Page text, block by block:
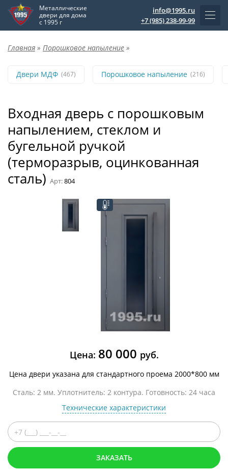
Металлические
двери для дома
с 1995 г
info@1995.ru
+7 (985) 238-99-99
Главная » Порошковое напыление »
Двери МДФ (467) Порошковое напыление (216)
Входная дверь с порошковым
напылением, стеклом и
бугельной ручкой
(терморазрыв, оцинкованная
сталь) Арт:804
Цена: 80 000 руб.
Цена двери указана для стандартного проема 2000*800 мм
Сталь: 2 мм. Уплотнитель: 2 контура. Готовность: 24 часа
Технические характеристики
ЗАКАЗАТЬ